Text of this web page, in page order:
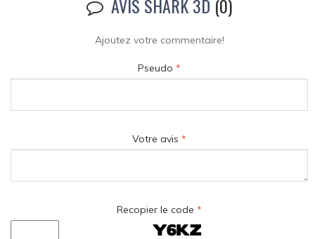
AVIS SHARK 3D (0)
Ajoutez votre commentaire!
Pseudo *
Votre avis *
Recopier le code *